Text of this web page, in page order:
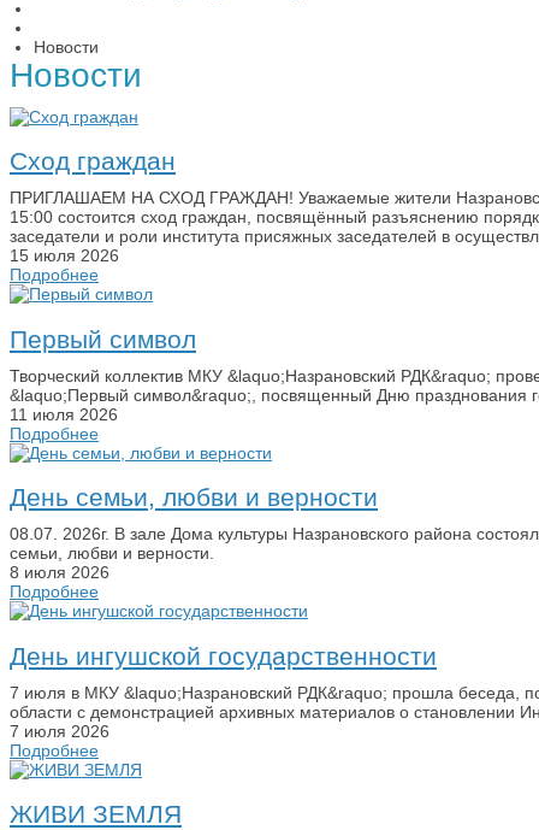
Новости
Новости
Сход граждан
ПРИГЛАШАЕМ НА СХОД ГРАЖДАН! Уважаемые жители
15:00 состоится сход граждан, посвящённый разъяснению
заседатели и роли института присяжных заседателей в
15 июля 2026
Подробнее
Первый символ
Творческий коллектив МКУ &laquo;Назрановский РДК&raquo;
&laquo;Первый символ&raquo;, посвященный Дню празднования
11 июля 2026
Подробнее
День семьи, любви и верности
08.07. 2026г. В зале Дома культуры Назрановского района
семьи, любви и верности.
8 июля 2026
Подробнее
День ингушской государственности
7 июля в МКУ &laquo;Назрановский РДК&raquo; прошла беседа,
области с демонстрацией архивных материалов о становлении
7 июля 2026
Подробнее
ЖИВИ ЗЕМЛЯ